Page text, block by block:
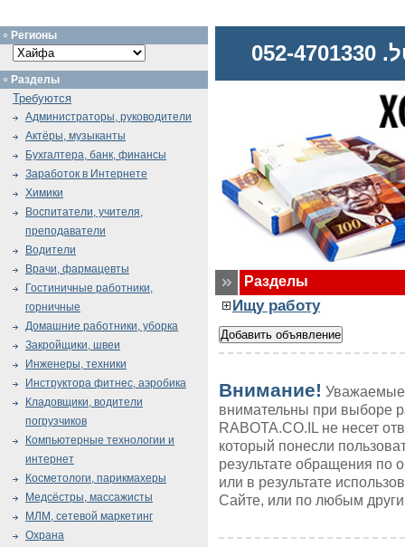
Разделы
Ищу работу
Внимание! Уважаемые
внимательны при выборе
RABOTA.CO.IL не несет
который понесли
результате обращения
или в результате
Сайте, или по любым
Регионы
Разделы
Требуются
Администраторы, руководители
Актёры, музыканты
Бухгалтера, банк, финансы
Заработок в Интернете
Химики
Воспитатели, учителя,
преподаватели
Водители
Врачи, фармацевты
Гостиничные работники,
горничные
Домашние работники, уборка
Закройщики, швеи
Инженеры, техники
Инструктора фитнес, аэробика
Кладовщики, водители
погрузчиков
Компьютерные технологии и
интернет
Косметологи, парикмахеры
Медсёстры, массажисты
МЛМ, сетевой маркетинг
Охрана